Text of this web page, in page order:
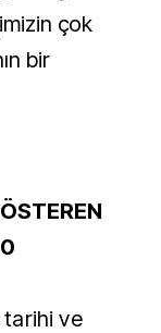
çok
bir
ve